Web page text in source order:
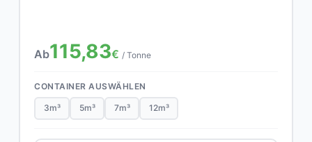
Ab115,83€ / Tonne
CONTAINER AUSWÄHLEN
3m³ 5m³ 7m³ 12m³